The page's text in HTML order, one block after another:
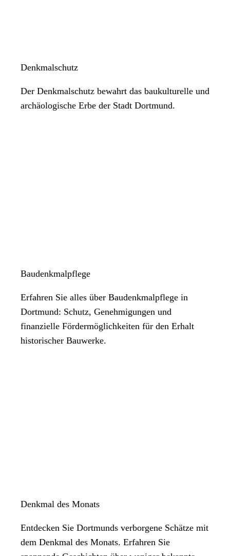
Denkmalschutz
Der Denkmalschutz bewahrt das baukulturelle und
archäologische Erbe der Stadt Dortmund.
Baudenkmalpflege
Erfahren Sie alles über Baudenkmalpflege in
Dortmund: Schutz, Genehmigungen und
finanzielle Fördermöglichkeiten für den Erhalt
historischer Bauwerke.
Denkmal des Monats
Entdecken Sie Dortmunds verborgene Schätze mit
dem Denkmal des Monats. Erfahren Sie